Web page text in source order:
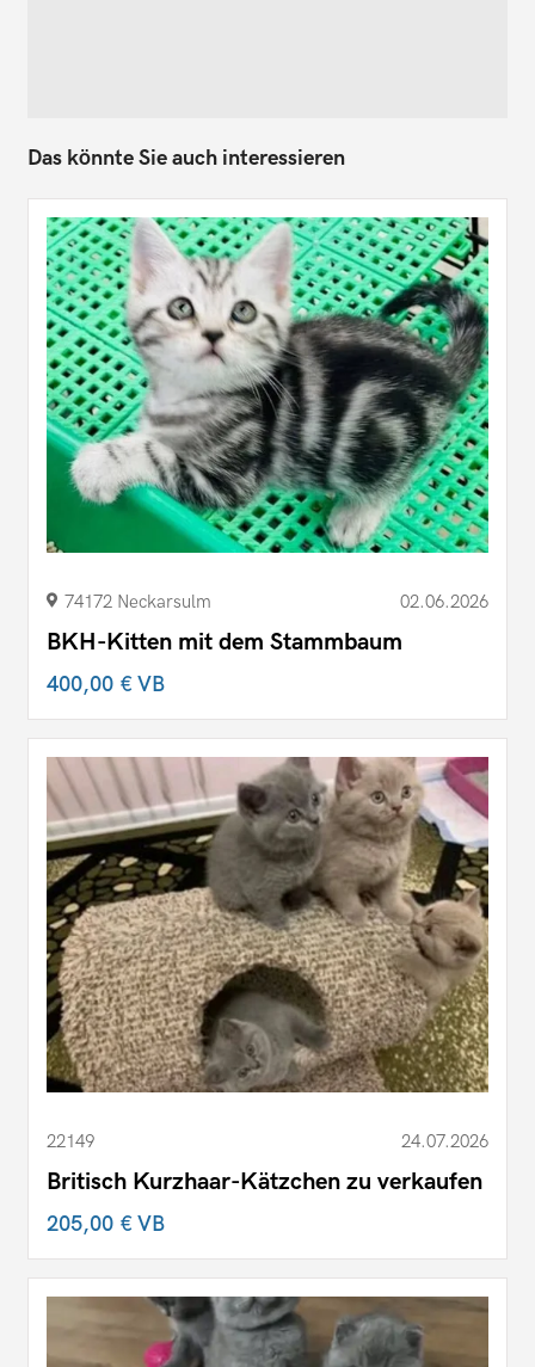
Das könnte Sie auch interessieren
74172 Neckarsulm 02.06.2026
BKH-Kitten mit dem Stammbaum
400,00 €VB
22149 24.07.2026
Britisch Kurzhaar-Kätzchen zu verkaufen
205,00 €VB